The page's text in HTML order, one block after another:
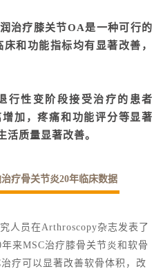
治疗膝关节OA是一种可行的
和功能指标均有显著改善，
行性变阶段接受治疗的患者
加，疼痛和功能评分等显著
活质量显著改善。
疗骨关节炎20年临床数据
人员在Arthroscopy杂志发表了
来MSC治疗膝骨关节炎和软骨
疗可以显著改善软骨体积，改